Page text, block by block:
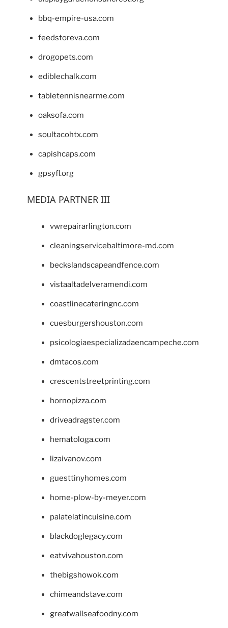
bbq-empire-usa.com
feedstoreva.com
drogopets.com
ediblechalk.com
tabletennisnearme.com
oaksofa.com
soultacohtx.com
capishcaps.com
gpsyfl.org
MEDIA PARTNER III
vwrepairarlington.com
cleaningservicebaltimore-md.com
beckslandscapeandfence.com
vistaaltadelveramendi.com
coastlinecateringnc.com
cuesburgershouston.com
psicologiaespecializadaencampeche.com
dmtacos.com
crescentstreetprinting.com
hornopizza.com
driveadragster.com
hematologa.com
lizaivanov.com
guesttinyhomes.com
home-plow-by-meyer.com
palatelatincuisine.com
blackdoglegacy.com
eatvivahouston.com
thebigshowok.com
chimeandstave.com
greatwallseafoodny.com